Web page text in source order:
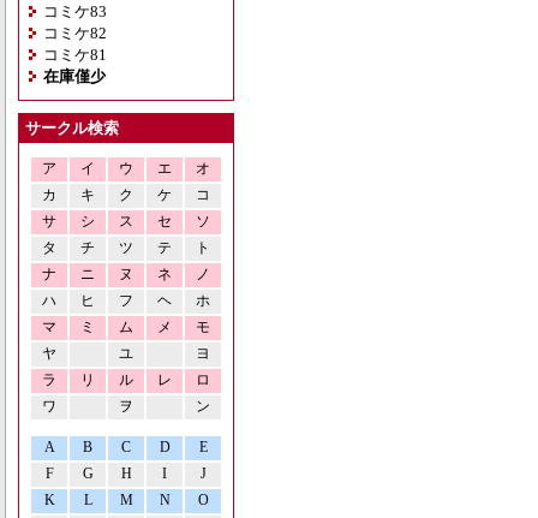
コミケ83
コミケ82
コミケ81
在庫僅少
サークル検索
ア イ ウ エ
オ
カ
キ ク ケ
コ
サ
シ ス セ
ソ
タ
チ ツ テ
ト
ナ
ニ ヌ ネ
ノ
ハ
ヒ フ ヘ
ホ
マ
ミ ム メ
モ
ヤ
ユ
ヨ
ラ
リ ル レ
ロ
ワ
ヲ ン
A B C D
E
F
G H I
J
K
L M N O